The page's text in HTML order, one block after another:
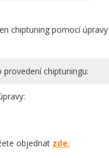
chiptuning pomocí
chiptuningu:
objednat zde.